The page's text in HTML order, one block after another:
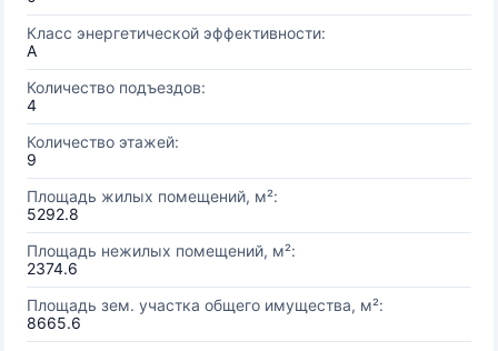
Класс энергетической эффективности:
A
Количество подъездов:
4
Количество этажей:
9
Площадь жилых помещений, м²:
5292.8
Площадь нежилых помещений, м²:
2374.6
Площадь зем. участка общего имущества, м²:
8665.6